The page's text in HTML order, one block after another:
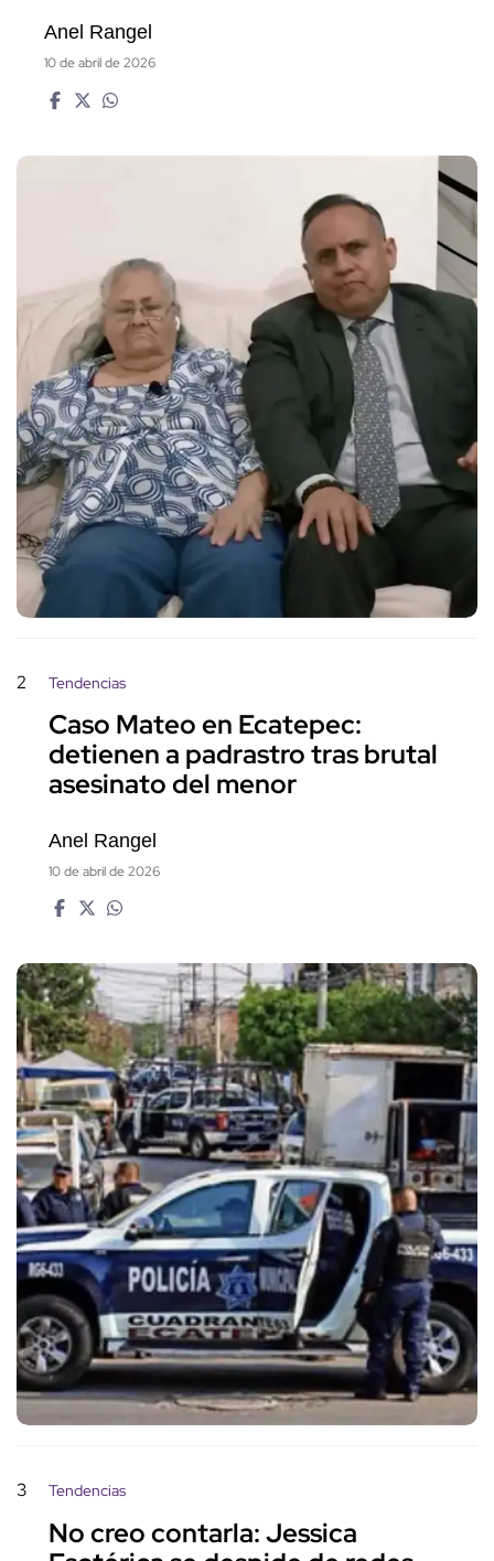
Anel Rangel
10 de abril de 2026
2 Tendencias
Caso Mateo en Ecatepec:
detienen a padrastro tras brutal
asesinato del menor
Anel Rangel
10 de abril de 2026
3 Tendencias
No creo contarla: Jessica